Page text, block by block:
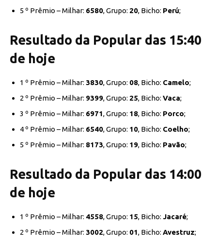
5 º Prêmio – Milhar: 6580, Grupo: 20, Bicho: Perú;
Resultado da Popular das 15:40
de hoje
1 º Prêmio – Milhar: 3830, Grupo: 08, Bicho: Camelo;
2 º Prêmio – Milhar: 9399, Grupo: 25, Bicho: Vaca;
3 º Prêmio – Milhar: 6971, Grupo: 18, Bicho: Porco;
4 º Prêmio – Milhar: 6540, Grupo: 10, Bicho: Coelho;
5 º Prêmio – Milhar: 8173, Grupo: 19, Bicho: Pavão;
Resultado da Popular das 14:00
de hoje
1 º Prêmio – Milhar: 4558, Grupo: 15, Bicho: Jacaré;
2 º Prêmio – Milhar: 3002, Grupo: 01, Bicho: Avestruz;